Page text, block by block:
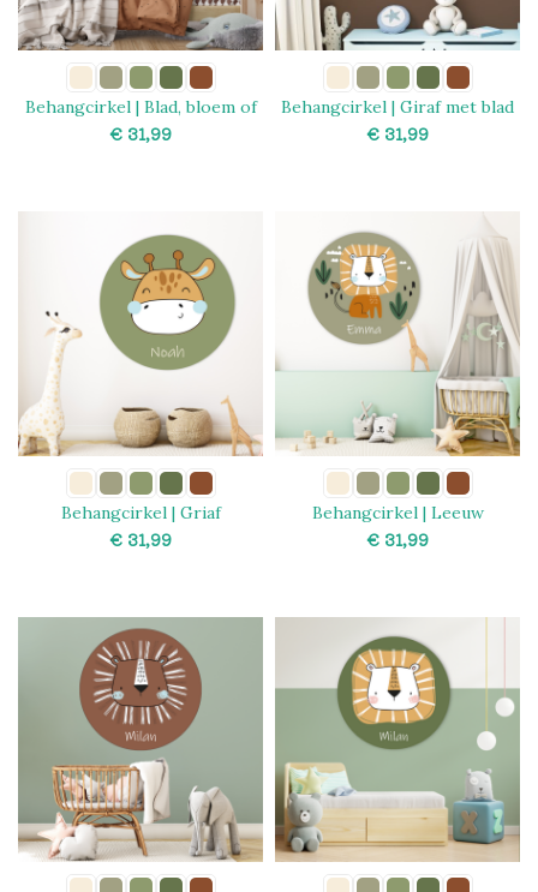
Behangcirkel | Blad, bloem of
plant
€
Behangcirkel | Giraf met blad
€
Behangcirkel | Griaf
€
Behangcirkel | Leeuw
€